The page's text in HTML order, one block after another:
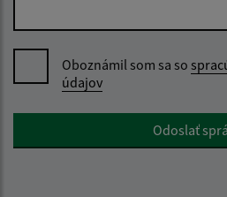
Oboznámil som sa so
údajov
Google reCaptcha ResponseOdoslať